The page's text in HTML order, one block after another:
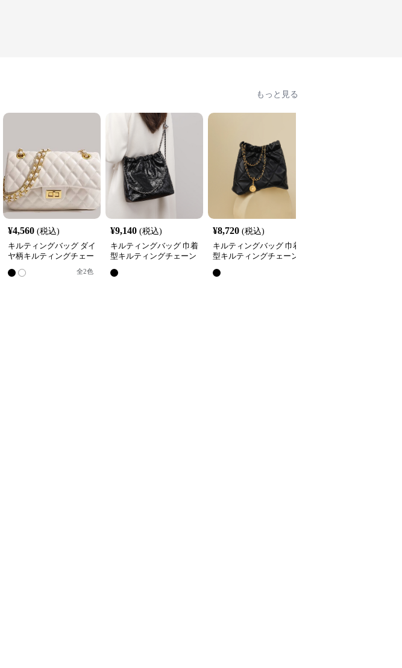
もっと見る
¥4,560 (税込)
キルティングバッグ ダイ
ヤ柄キルティングチェー
全2色
¥9,140 (税込)
キルティングバッグ 巾着
型キルティングチェーン
¥8,720 (税込)
キルティングバッグ 巾着
型キルティングチェーン